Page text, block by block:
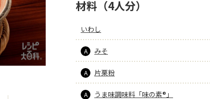
材料（4人分）
いわし
A みそ
A 片栗粉
A うま味調味料「味の素®」